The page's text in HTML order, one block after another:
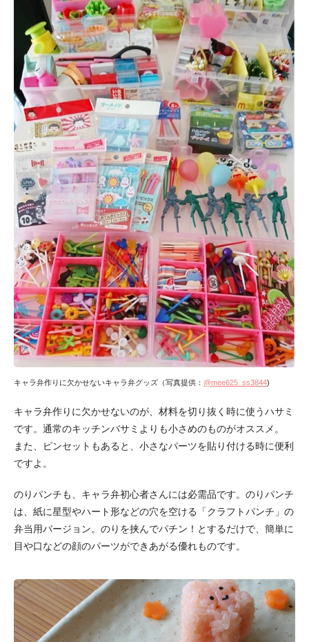
キャラ弁作りに欠かせないキャラ弁グッズ（写真提供： @mee625_ss3844)
キャラ弁作りに欠かせないのが、材料を切り抜く時に使うハサミ
です。通常のキッチンバサミよりも小さめのものがオススメ。
また、ピンセットもあると、小さなパーツを貼り付ける時に便利
ですよ。
のりパンチも、キャラ弁初心者さんには必需品です。のりパンチ
は、紙に星型やハート形などの穴を空ける「クラフトパンチ」の
弁当用バージョン。のりを挟んでパチン！とするだけで、簡単に
目や口などの顔のパーツができあがる優れものです。